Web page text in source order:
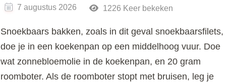
7 augustus 2026 1226 Keer bekeken
Snoekbaars bakken, zoals in dit geval snoekbaarsfilets,
doe je in een koekenpan op een middelhoog vuur. Doe
wat zonnebloemolie in de koekenpan, en 20 gram
roomboter. Als de roomboter stopt met bruisen, leg je